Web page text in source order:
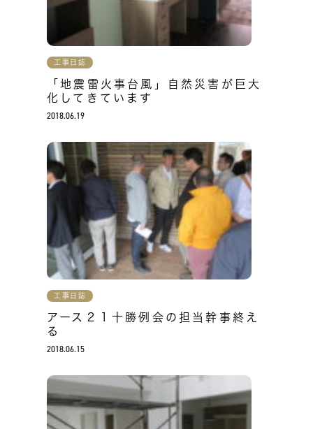
工事日誌
「地震雷火事台風」自然災害が巨大
化してきています
2018.06.19
工事日誌
アース２１十勝例会の担当幹事終え
る
2018.06.15